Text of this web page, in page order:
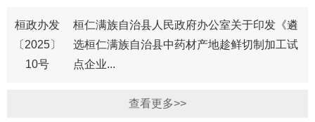
桓政办发
〔2025〕
10号
桓仁满族自治县人民政府办公室关于印发《遴
选桓仁满族自治县中药材产地趁鲜切制加工试
点企业...
查看更多>>